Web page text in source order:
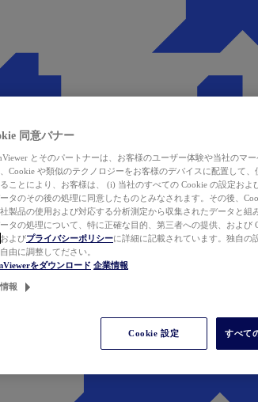
同意バナー
とそのパートナーは、お客様のユーザー体験や当社のマ
Cookie や類似のテクノロジーをお客様のデバイスに配置して、
ことにより、お客様は、 (i) 当社のすべての Cookie の設定お
タのその後の処理に同意したものとみなされます。その後、
製品の使用および対応する分析測定から収集されたデータと組
タの処理について、特に正確な目的、第三者への提供、および
およびプライバシーポリシーに詳細に記載されています。独自の
由に調整してださい。
をダウンロード 企業情報
報
Cookie 設定 すべて